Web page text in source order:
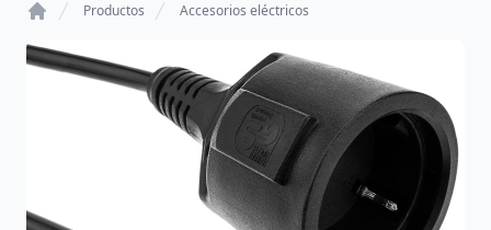
Productos Accesorios eléctricos